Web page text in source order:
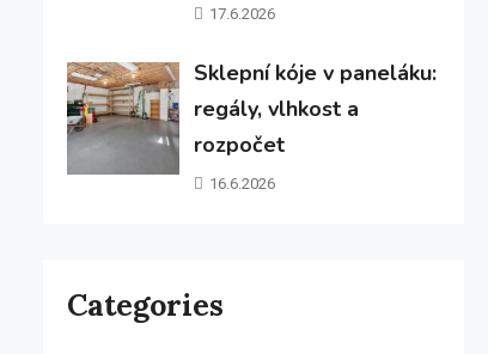
17.6.2026
Sklepní kóje v paneláku:
regály, vlhkost a
rozpočet
16.6.2026
Categories